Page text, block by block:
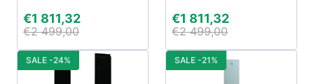
€1 811,32
€2 499,00
€1 811,32
€2 499,00
SALE -24% SALE -21%